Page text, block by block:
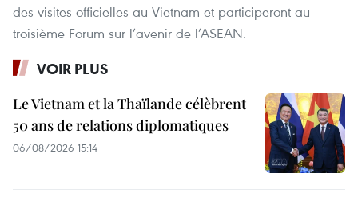
des visites officielles au Vietnam et participeront au
troisième Forum sur l’avenir de l’ASEAN.
VOIR PLUS
Le Vietnam et la Thaïlande célèbrent
50 ans de relations diplomatiques
06/08/2026 15:14